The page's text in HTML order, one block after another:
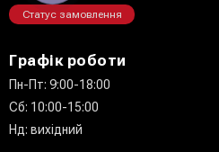
Статус замовлення
Графік роботи
Пн-Пт: 9:00-18:00
Сб: 10:00-15:00
Нд: вихідний